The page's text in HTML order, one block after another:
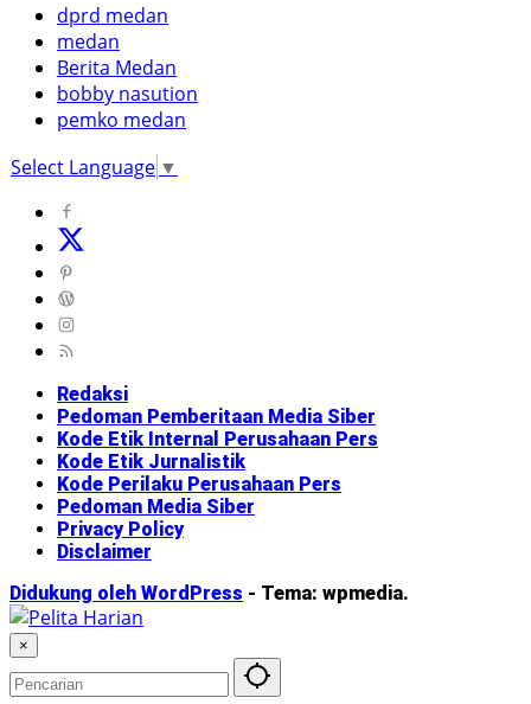
dprd medan
medan
Berita Medan
bobby nasution
pemko medan
Select Language ▼
Redaksi
Pedoman Pemberitaan Media Siber
Kode Etik Internal Perusahaan Pers
Kode Etik Jurnalistik
Kode Perilaku Perusahaan Pers
Pedoman Media Siber
Privacy Policy
Disclaimer
Didukung oleh WordPress - Tema: wpmedia.
×